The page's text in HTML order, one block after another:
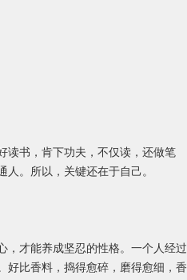
读书，肯下功夫，不仅读，还做笔
。所以，关键还在于自己。
，才能养成坚忍的性格。一个人经过
好比香料，捣得愈碎，磨得愈细，香